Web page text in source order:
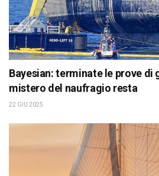
Bayesian: terminate le prove di
mistero del naufragio resta
22 GIU 2025